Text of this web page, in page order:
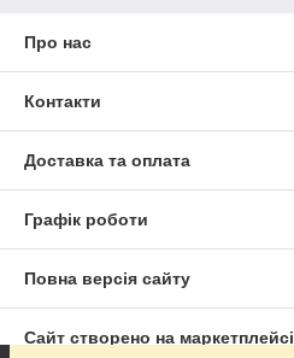
Про нас
Контакти
Доставка та оплата
Графік роботи
Повна версія сайту
Сайт створено на маркетплейсі